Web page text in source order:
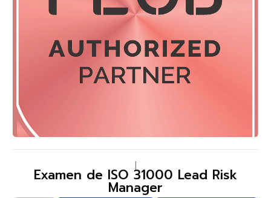
Examen de ISO 31000 Lead Risk
Manager